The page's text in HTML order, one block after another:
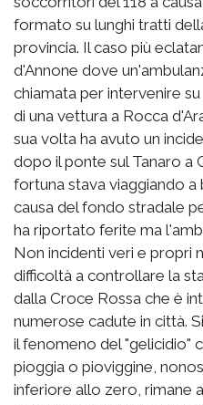
formato su lunghi tratti
provincia. Il caso più
d'Annone dove
chiamata per intervenire
di una vettura a Rocca
sua volta ha avuto un
dopo il ponte sul Tanaro a
fortuna stava viaggiando
causa del fondo stradale
ha riportato ferite ma
Non incidenti veri e propri
difficoltà a controllare la
dalla Croce Rossa che è
numerose cadute in città.
il fenomeno del "gelicidio"
pioggia o pioviggine,
inferiore allo zero, rimane